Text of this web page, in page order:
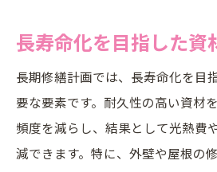
長寿命化を目指した資
長期修繕計画では、長寿命化を目
要な要素です。耐久性の高い資材
頻度を減らし、結果として光熱費
減できます。特に、外壁や屋根の